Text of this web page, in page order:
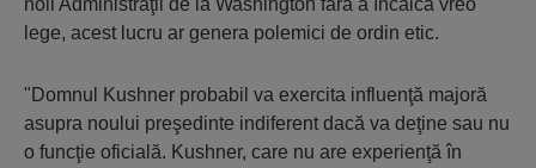
noii Administraţii de la Washington fără a încălca vreo
lege, acest lucru ar genera polemici de ordin etic.
"Domnul Kushner probabil va exercita influenţă majoră
asupra noului preşedinte indiferent dacă va deţine sau nu
o funcţie oficială. Kushner, care nu are experienţă în